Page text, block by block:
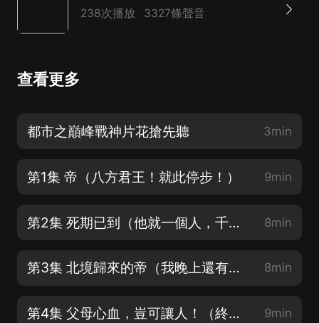
238次播放 3327條聲音
查看更多
都市之巔峰戰神片花搶先聽 3min
第1集 帝（八方君王！就此停步！） 9min
第2集 死期已到（他就一個人，千萬别被他給虎住了！） 8min
第3集 北境歸來的帝（我晚上還有事，帶著你不方便。） 8min
第4集 父母心血，豈可讓人！（終於擺脫這個古怪的人了！本姑娘終於輕鬆了！） 9min